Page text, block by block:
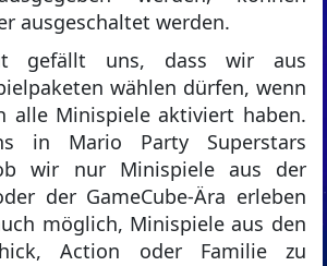
ausgeschaltet werden.
gefällt uns, dass wir aus
wählen dürfen, wenn
alle Minispiele aktiviert haben.
in Mario Party Superstars
wir nur Minispiele aus der
der GameCube-Ära erleben
möglich, Minispiele aus den
Action oder Familie zu